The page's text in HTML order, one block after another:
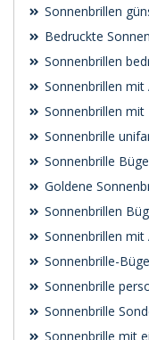
Sonnenbrillen
Bedruckte
Sonnenbrillen
Sonnenbrillen mit
Sonnenbrillen
Sonnenbrille
Sonnenbrille
Goldene
Sonnenbrillen
Sonnenbrillen mit
Sonnenbrille-
Sonnenbrille
Sonnenbrille
Sonnenbrille mit